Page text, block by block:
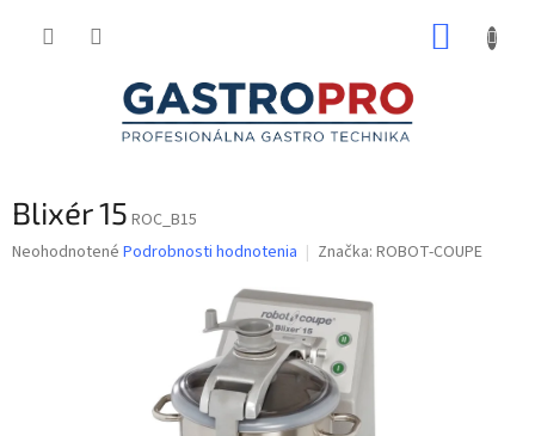
Blixér 15 ROC_B15
Priemerné
Neohodnotené Podrobnosti hodnotenia Značka: ROBOT-COUPE